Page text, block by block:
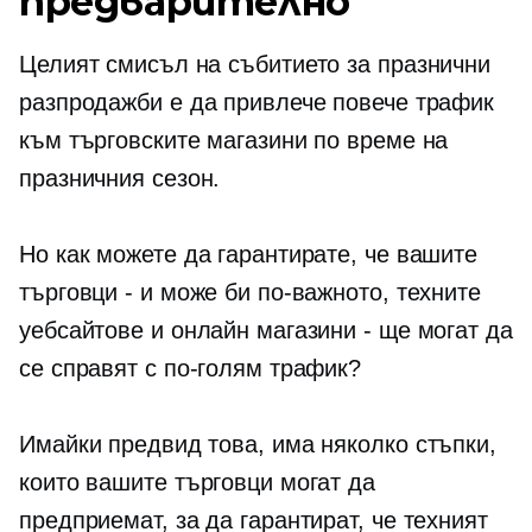
Целият смисъл на събитието за празнични
разпродажби е да привлече повече трафик
към търговските магазини по време на
празничния сезон.
Но как можете да гарантирате, че вашите
търговци - и може би по-важното, техните
уебсайтове и онлайн магазини - ще могат да
се справят с по-голям трафик?
Имайки предвид това, има няколко стъпки,
които вашите търговци могат да
предприемат, за да гарантират, че техният